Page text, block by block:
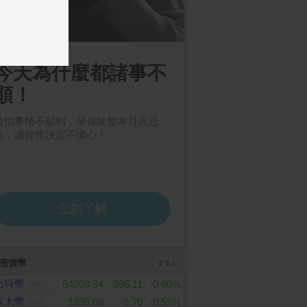
貨幣
特幣 64209.34 -386.11
-0.60%
太幣
1896.68 -9.76 -0.51%